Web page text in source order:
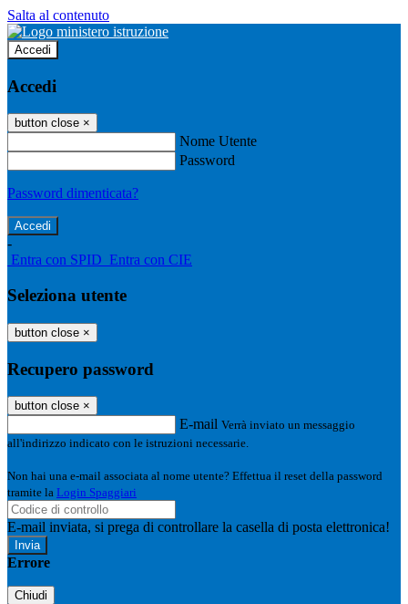
Salta al contenuto
Accedi
Accedi
button close ×
Nome Utente
Password
Password dimenticata?
-
Entra con SPID Entra con CIE
Seleziona utente
button close ×
Recupero password
button close ×
E-mail Verrà inviato un messaggio
all'indirizzo indicato con le istruzioni necessarie.
Non hai una e-mail associata al nome utente? Effettua il reset della password
tramite la Login Spaggiari
E-mail inviata, si prega di controllare la casella di posta elettronica!
Errore
Chiudi